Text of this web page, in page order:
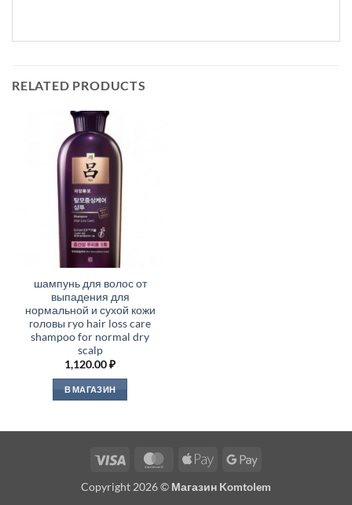
RELATED PRODUCTS
шампунь для волос от
выпадения для
нормальной и сухой кожи
головы ryo hair loss care
shampoo for normal dry
scalp
1,120.00₽
В МАГАЗИН
Visa MasterCardApple
Google
Copyright 2026 © Магазин Komtolem